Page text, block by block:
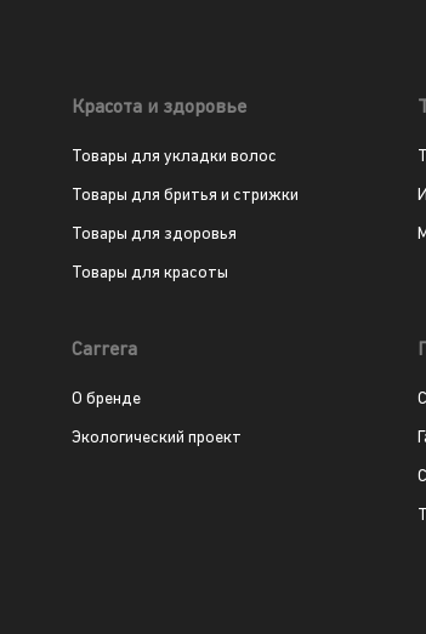
Красота и здоровье
Товары для укладки волос
Товары для бритья и стрижки
Товары для здоровья
Товары для красоты
Carrera
О бренде
Экологический проект